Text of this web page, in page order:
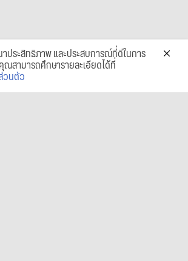
ประสิทธิภาพ และประสบการณ์ที่ดีในการ
สามารถศึกษารายละเอียดได้ที่
วนตัว